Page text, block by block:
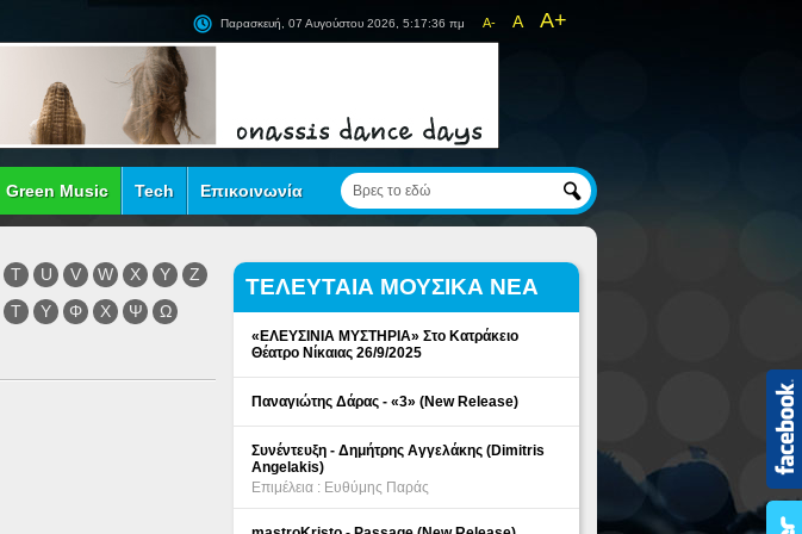
A- A A+
Παρασκευή, 07 Αυγούστου 2026, 5:17:36 πμ
Green Music Tech Επικοινωνία
T U V W X Y
Z
Τ Υ Φ Χ Ψ
Ω
ΤΕΛΕΥΤΑΙΑ ΜΟΥΣΙΚΑ ΝΕΑ
«ΕΛΕΥΣΙΝΙΑ ΜΥΣΤΗΡΙΑ» Στο Κατράκειο
Θέατρο Νίκαιας 26/9/2025
Παναγιώτης Δάρας - «3» (New Release)
Συνέντευξη - Δημήτρης Αγγελάκης (Dimitris
Angelakis)
Επιμέλεια : Ευθύμης Παράς